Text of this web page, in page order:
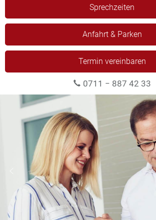
Sprechzeiten
Anfahrt & Parken
Termin vereinbaren
0711 − 887 42 33